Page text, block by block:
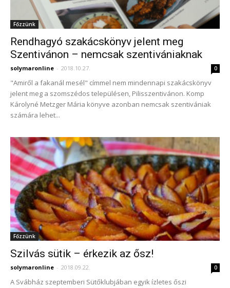
Főzzünk
Rendhagyó szakácskönyv jelent meg
Szentivánon – nemcsak szentivániaknak
solymaronline - 2018.10.27. 0
"Amiről a fakanál mesél" címmel nem mindennapi szakácskönyv
jelent meg a szomszédos településen, Pilisszentivánon. Komp
Károlyné Metzger Mária könyve azonban nemcsak szentivániak
számára lehet...
Főzzünk
Szilvás sütik – érkezik az ősz!
solymaronline - 2018.09.22. 0
A Svábház szeptemberi Sütőklubjában egyik ízletes őszi